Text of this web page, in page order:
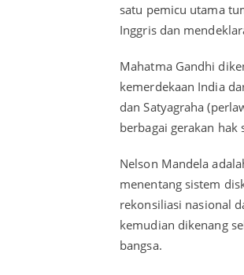
satu pemicu utama
Inggris dan
Mahatma Gandhi
kemerdekaan India
dan Satyagraha
berbagai gerakan
Nelson Mandela
menentang sistem
rekonsiliasi nasional
kemudian dikenang
bangsa.